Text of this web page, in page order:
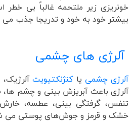
خونریزی زیر ملتحمه غالباً بی
بیشتر خود به خود و تدریجا جذب
آلرژی های چشمی
آلرژی چشمی یاکنژنکتیویت
آلرژی باعث آبریزش بینی و چشم
تنفس، گرفتگی بینی، عطسه،
خشک و قرمز و جوش‌های پوستی می